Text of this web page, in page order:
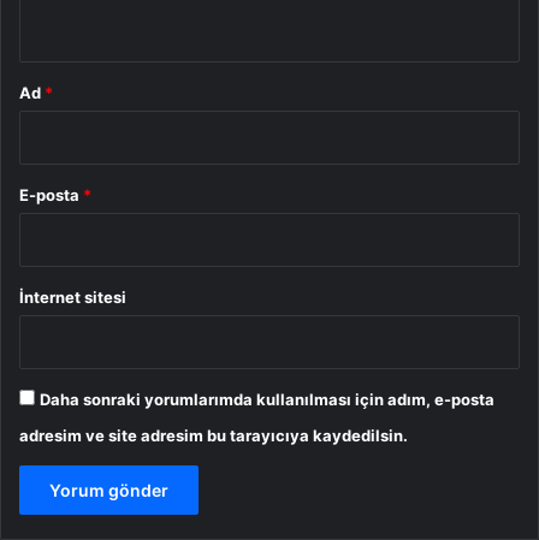
Ad *
E-posta *
İnternet sitesi
Daha sonraki yorumlarımda kullanılması için adım, e-posta
adresim ve site adresim bu tarayıcıya kaydedilsin.